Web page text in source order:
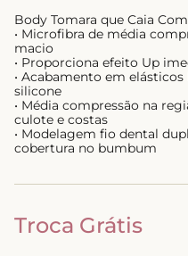
Body Tomara que Caia
• Microfibra de média
macio
• Proporciona efeito Up
• Acabamento em
silicone
• Média compressão na
culote e costas
• Modelagem fio dental
cobertura no bumbum
Troca Grátis